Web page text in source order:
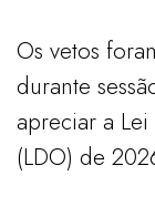
Os vetos
durante
apreciar a
(LDO) de